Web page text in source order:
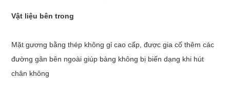
Vật liệu bên trong
Mặt gương bằng thép không gỉ cao cấp, được gia cố thêm các
đường gân bên ngoài giúp bàng không bị biến dạng khi hút
chân không